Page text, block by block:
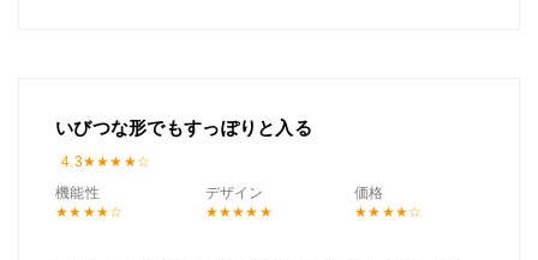
いびつな形でもすっぽりと入る
4.3
機能性
デザイン 価格